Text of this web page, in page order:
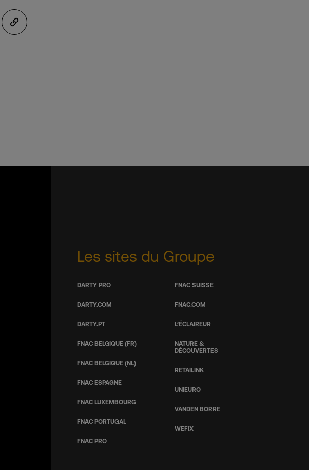
Les sites du Groupe
DARTY PRO
DARTY.COM
DARTY.PT
FNAC BELGIQUE (FR)
FNAC BELGIQUE (NL)
FNAC ESPAGNE
FNAC LUXEMBOURG
FNAC PORTUGAL
FNAC PRO
FNAC SUISSE
FNAC.COM
L’ÉCLAIREUR
NATURE &
DÉCOUVERTES
RETAILINK
UNIEURO
VANDEN BORRE
WEFIX